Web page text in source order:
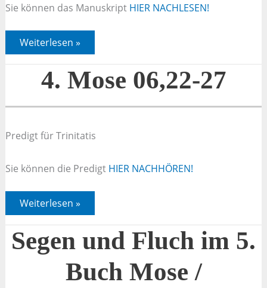
Sie können das Manuskript HIER NACHLESEN!
4.
Mose
06,22-
Weiterlesen »
4. Mose 06,22-27
Predigt für Trinitatis
Sie können die Predigt HIER NACHHÖREN!
4.
Mose
06,22-
27
Weiterlesen »
Segen und Fluch im 5.
Buch Mose /